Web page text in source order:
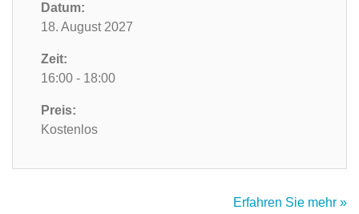
Datum:
18. August 2027
Zeit:
16:00 - 18:00
Preis:
Kostenlos
Erfahren Sie mehr »